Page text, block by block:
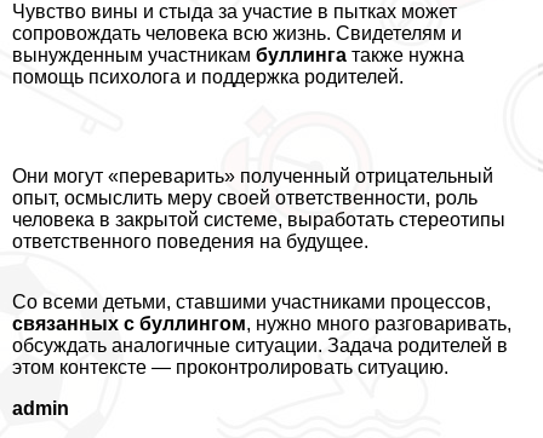
Чувство вины и стыда за участие в пытках может
сопровождать человека всю жизнь. Свидетелям и
вынужденным участникам буллинга также нужна
помощь психолога и поддержка родителей.
Они могут «переварить» полученный отрицательный
опыт, осмыслить меру своей ответственности, роль
человека в закрытой системе, выработать стереотипы
ответственного поведения на будущее.
Со всеми детьми, ставшими участниками процессов,
связанных с буллингом, нужно много разговаривать,
обсуждать аналогичные ситуации. Задача родителей в
этом контексте — проконтролировать ситуацию.
admin